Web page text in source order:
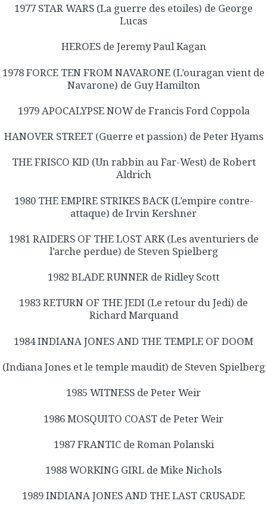
1977 STAR WARS (La guerre des etoiles) de George
Lucas
HEROES de Jeremy Paul Kagan
1978 FORCE TEN FROM NAVARONE (L’ouragan vient de
Navarone) de Guy Hamilton
1979 APOCALYPSE NOW de Francis Ford Coppola
HANOVER STREET (Guerre et passion) de Peter Hyams
THE FRISCO KID (Un rabbin au Far-West) de Robert
Aldrich
1980 THE EMPIRE STRIKES BACK (L’empire contre-
attaque) de Irvin Kershner
1981 RAIDERS OF THE LOST ARK (Les aventuriers de
l’arche perdue) de Steven Spielberg
1982 BLADE RUNNER de Ridley Scott
1983 RETURN OF THE JEDI (Le retour du Jedi) de
Richard Marquand
1984 INDIANA JONES AND THE TEMPLE OF DOOM
(Indiana Jones et le temple maudit) de Steven Spielberg
1985 WITNESS de Peter Weir
1986 MOSQUITO COAST de Peter Weir
1987 FRANTIC de Roman Polanski
1988 WORKING GIRL de Mike Nichols
1989 INDIANA JONES AND THE LAST CRUSADE